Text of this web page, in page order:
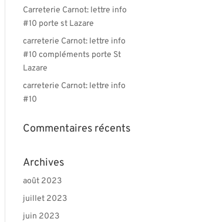
Carreterie Carnot: lettre info
#10 porte st Lazare
carreterie Carnot: lettre info
#10 compléments porte St
Lazare
carreterie Carnot: lettre info
#10
Commentaires récents
Archives
août 2023
juillet 2023
juin 2023